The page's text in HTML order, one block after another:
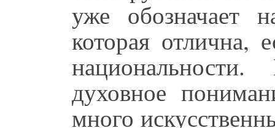
уже обозначает
которая отлична,
духовное
много